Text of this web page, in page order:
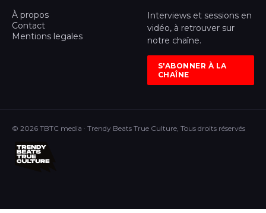
À propos
Contact
Mentions legales
Interviews et sessions en
vidéo, à retrouver sur
notre chaîne.
S'ABONNER À LA
CHAÎNE
© 2026 TBTC media · Trendy Beats True Culture, Tous droits réservés